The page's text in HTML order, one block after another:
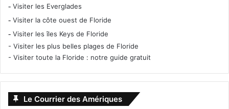
- Visiter les Everglades
- Visiter la côte ouest de Floride
- Visiter les îles Keys de Floride
- Visiter les plus belles plages de Floride
- Visiter toute la Floride : notre guide gratuit
Le Courrier des Amériques